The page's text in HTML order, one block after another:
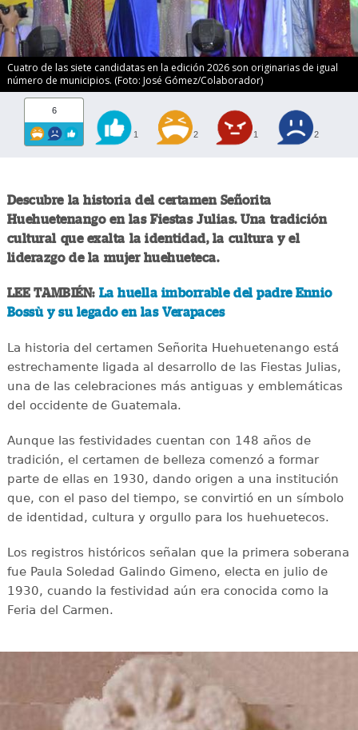
Cuatro de las siete candidatas en la edición 2026 son originarias de igual
número de municipios. (Foto: José Gómez/Colaborador)
6
1 2 1 2
Descubre la historia del certamen Señorita
Huehuetenango en las Fiestas Julias. Una tradición
cultural que exalta la identidad, la cultura y el
liderazgo de la mujer huehueteca.
LEE TAMBIÉN: La huella imborrable del padre Ennio
Bossù y su legado en las Verapaces
La historia del certamen Señorita Huehuetenango está
estrechamente ligada al desarrollo de las Fiestas Julias,
una de las celebraciones más antiguas y emblemáticas
del occidente de Guatemala.
Aunque las festividades cuentan con 148 años de
tradición, el certamen de belleza comenzó a formar
parte de ellas en 1930, dando origen a una institución
que, con el paso del tiempo, se convirtió en un símbolo
de identidad, cultura y orgullo para los huehuetecos.
Los registros históricos señalan que la primera soberana
fue Paula Soledad Galindo Gimeno, electa en julio de
1930, cuando la festividad aún era conocida como la
Feria del Carmen.